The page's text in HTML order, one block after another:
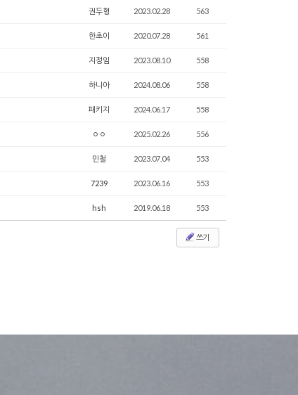
권두형 2023.02.28 563
한초이 2020.07.28 561
지정임 2023.08.10 558
하니아 2024.08.06 558
패키지 2024.06.17 558
ㅇㅇ 2025.02.26 556
민철 2023.07.04 553
7239 2023.06.16 553
hsh 2019.06.18 553
쓰기